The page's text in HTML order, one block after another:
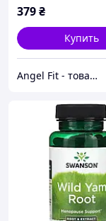
379₴
Купить
Angel Fit - товари для здоров'я, спорту та активного життя